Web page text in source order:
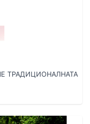
ТРАДИЦИОНАЛНАТА